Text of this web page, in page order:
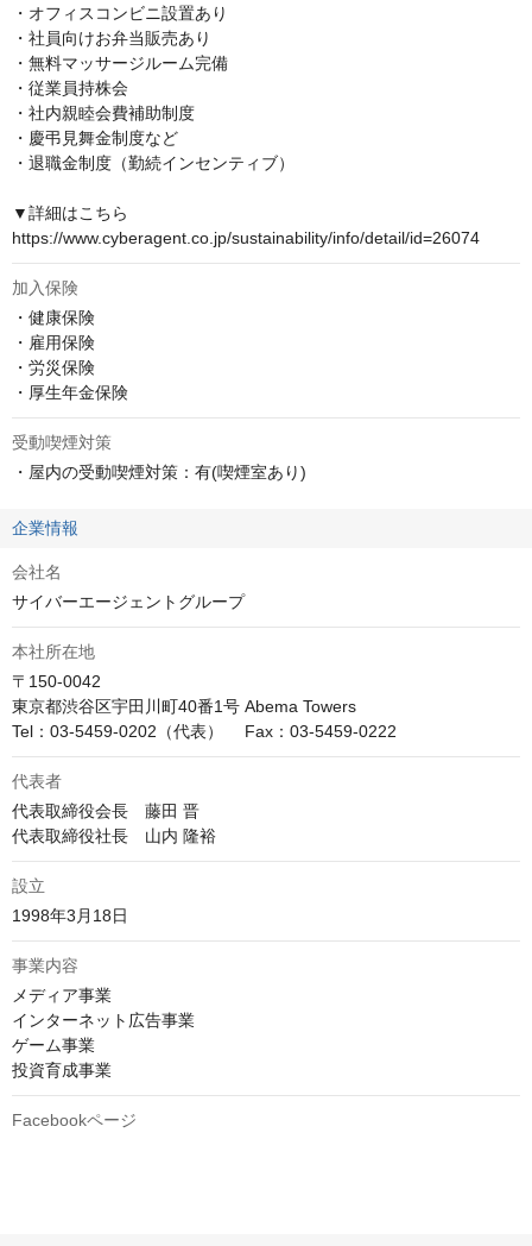
・オフィスコンビニ設置あり
・社員向けお弁当販売あり
・無料マッサージルーム完備
・従業員持株会
・社内親睦会費補助制度
・慶弔見舞金制度など
・退職金制度（勤続インセンティブ）
▼詳細はこちら
https://www.cyberagent.co.jp/sustainability/info/detail/id=26074
加入保険
・健康保険
・雇用保険
・労災保険
・厚生年金保険
受動喫煙対策
・屋内の受動喫煙対策：有(喫煙室あり)
企業情報
会社名
サイバーエージェントグループ
本社所在地
〒150-0042
東京都渋谷区宇田川町40番1号 Abema Towers
Tel：03-5459-0202（代表）　 Fax：03-5459-0222
代表者
代表取締役会長　藤田 晋
代表取締役社長　山内 隆裕
設立
1998年3月18日
事業内容
メディア事業
インターネット広告事業
ゲーム事業
投資育成事業
Facebookページ